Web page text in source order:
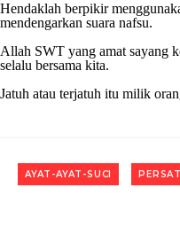
Hendaklah berpikir
mendengarkan suara nafsu.
Allah SWT yang amat sayang
selalu bersama kita.
Jatuh atau terjatuh itu milik
AYAT-AYAT-SUCI